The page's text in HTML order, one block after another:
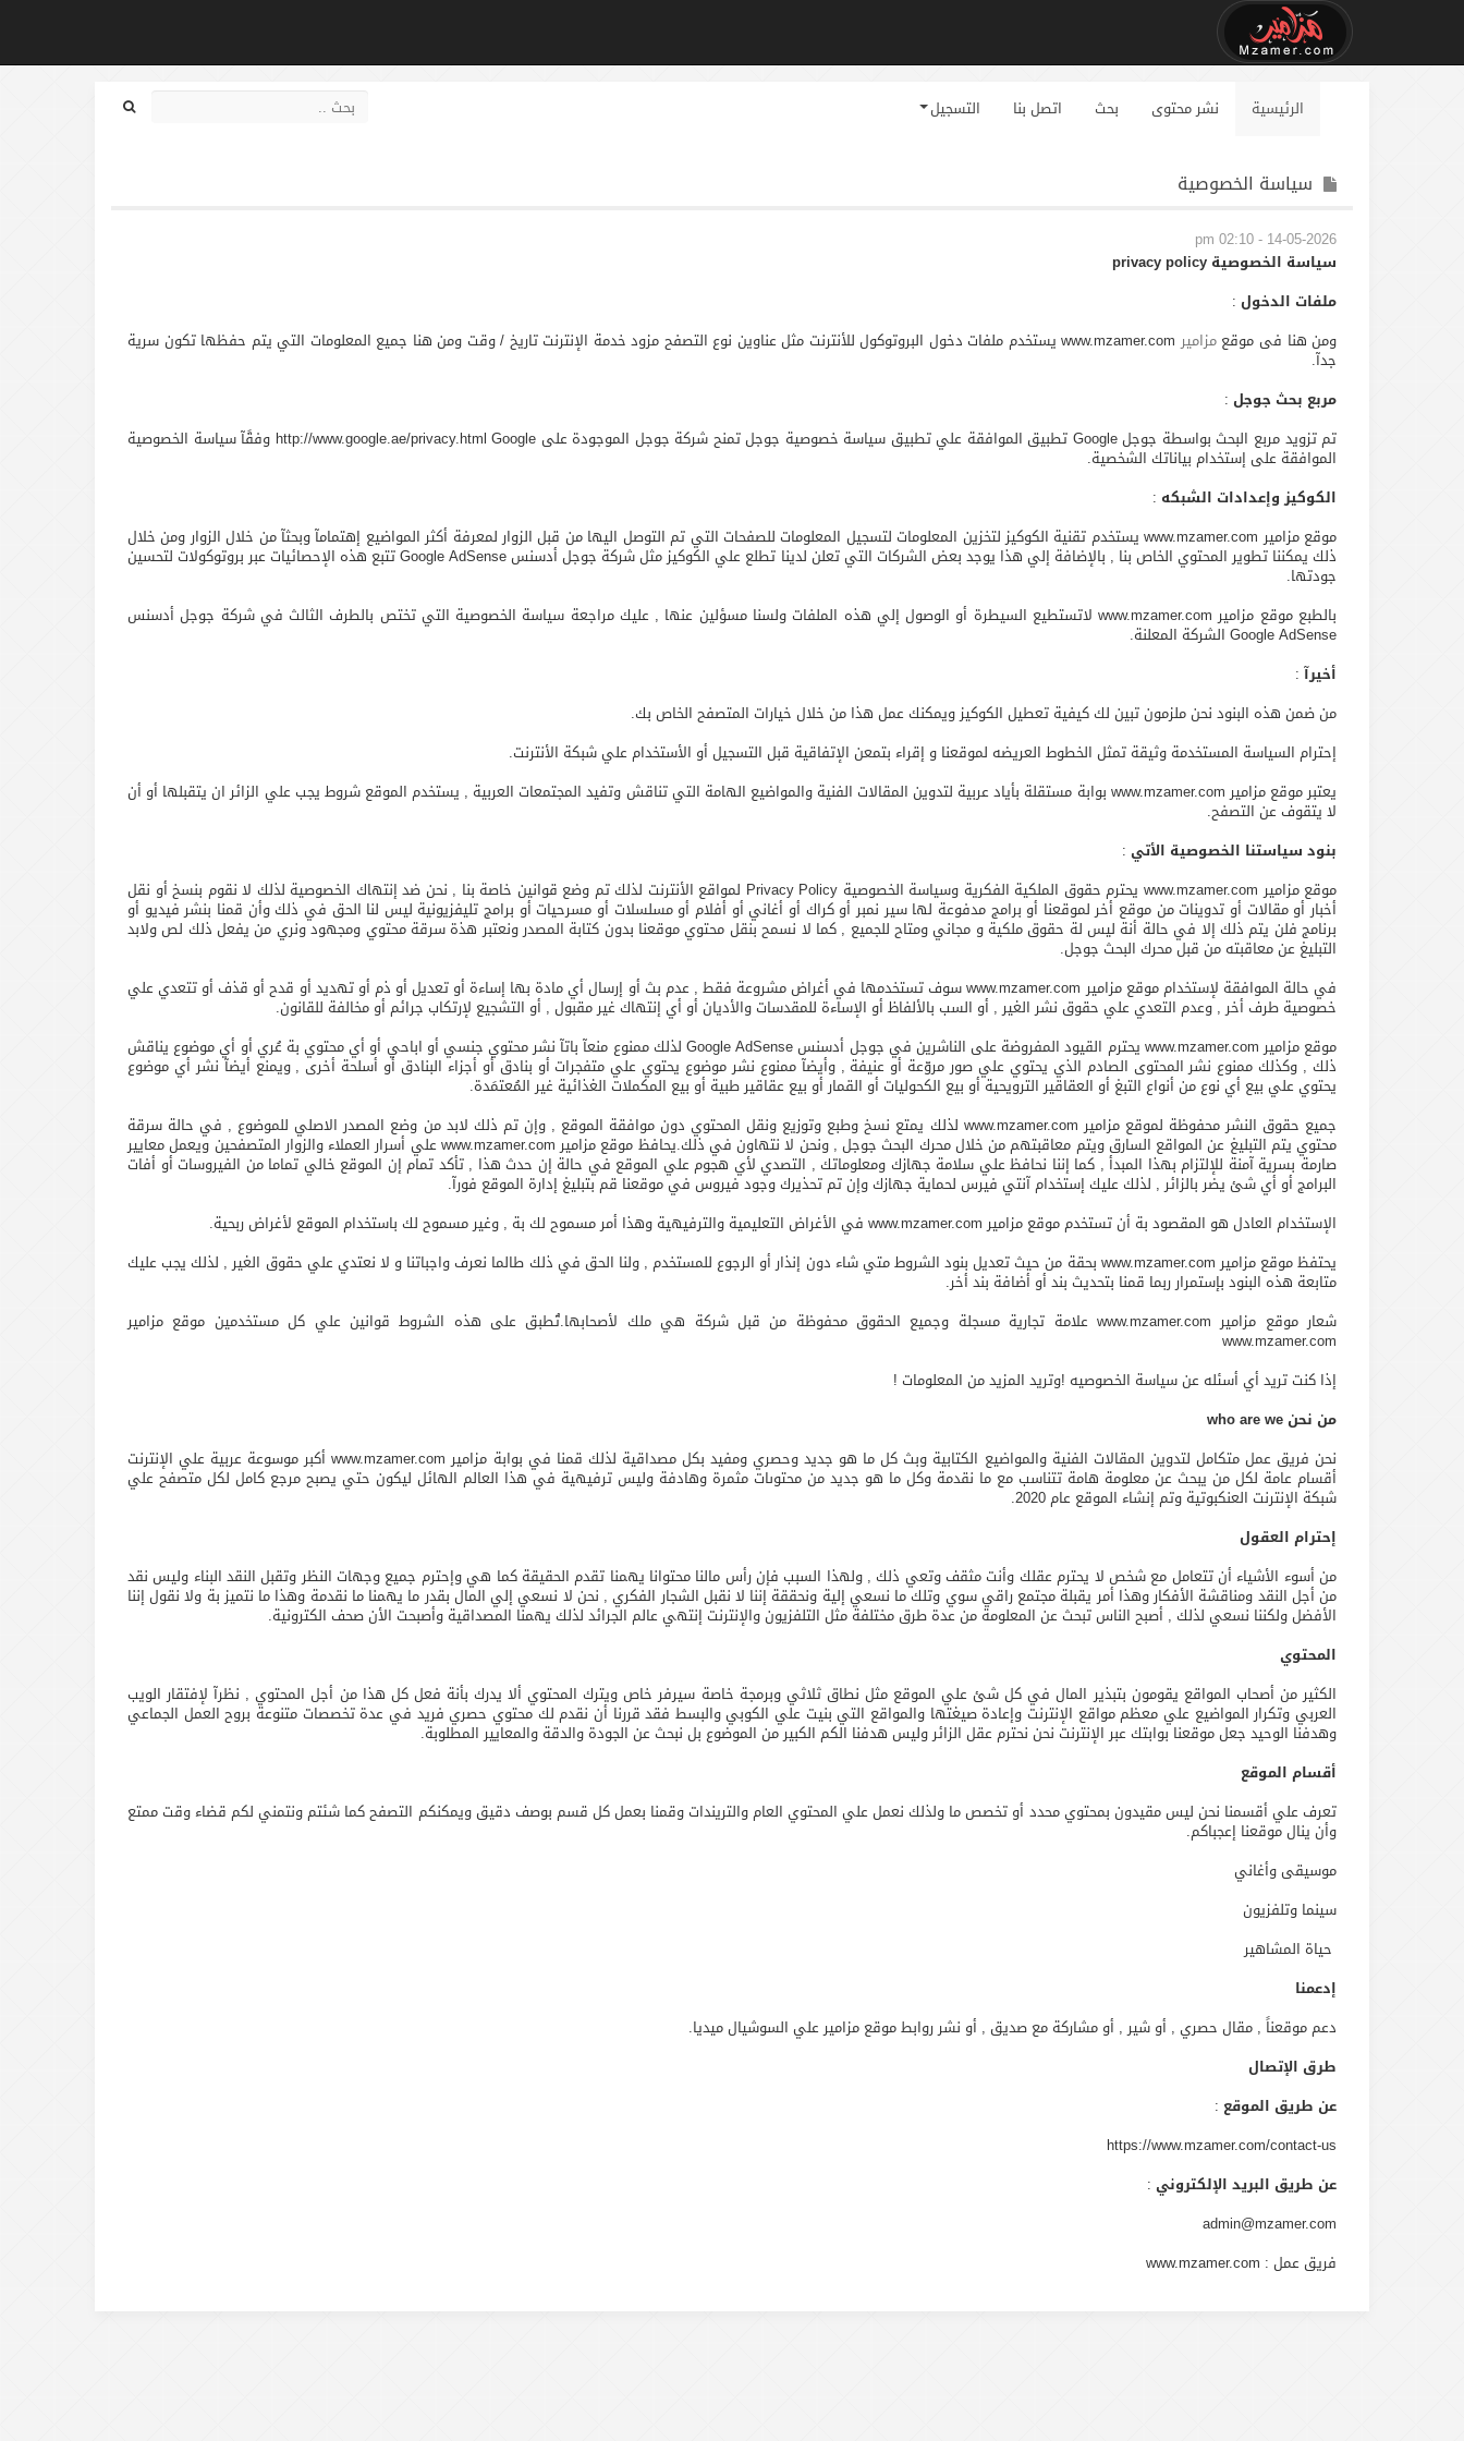
الرئيسية نشر محتوى بحث اتصل بنا التسجيل
سياسة الخصوصية
14-05-2026 - 02:10 pm
سياسة الخصوصية privacy policy
ملفات الدخول :
ومن هنا فى موقعمزامير www.mzamer.com يستخدم ملفات دخول البروتوكول للأنترنت مثل عناوين نوع التصفح مزود خدمة الإنترنت تاريخ / وقت ومن هنا جميع المعلومات التي يتم حفظها تكون سرية
جدآ.
مربع بحث جوجل :
تم تزويد مربع البحث بواسطة جوجل Google تطبيق الموافقة علي تطبيق سياسة خصوصية جوجل تمنح شركة جوجل الموجودة على http://www.google.ae/privacy.html Google وفقًآ سياسة الخصوصية
الموافقة على إستخدام بياناتك الشخصية.
الكوكيز وإعدادات الشبكه :
موقع مزامير www.mzamer.com يستخدم تقنية الكوكيز لتخزين المعلومات لتسجيل المعلومات للصفحات التي تم التوصل اليها من قبل الزوار لمعرفة أكثر المواضيع إهتمامآ وبحثآ من خلال الزوار ومن خلال
ذلك يمكننا تطوير المحتوي الخاص بنا , بالإضافة إلي هذا يوجد بعض الشركات التي تعلن لدينا تطلع علي الكوكيز مثل شركة جوجل أدسنس Google AdSense تتبع هذه الإحصائيات عبر بروتوكولات لتحسين
جودتها.
بالطبع موقع مزامير www.mzamer.com لاتستطيع السيطرة أو الوصول إلي هذه الملفات ولسنا مسؤلين عنها , عليك مراجعة سياسة الخصوصية التي تختص بالطرف الثالث في شركة جوجل أدسنس
Google AdSense الشركة المعلنة.
أخيرآ :
من ضمن هذه البنود نحن ملزمون تبين لك كيفية تعطيل الكوكيز ويمكنك عمل هذا من خلال خيارات المتصفح الخاص بك.
إحترام السياسة المستخدمة وثيقة تمثل الخطوط العريضه لموقعنا و إقراء بتمعن الإتفاقية قبل التسجيل أو الأستخدام علي شبكة الأنترنت.
يعتبر موقع مزامير www.mzamer.com بوابة مستقلة بأياد عربية لتدوين المقالات الفنية والمواضيع الهامة التي تناقش وتفيد المجتمعات العربية , يستخدم الموقع شروط يجب علي الزائر ان يتقبلها أو أن
لا يتقوف عن التصفح.
بنود سياستنا الخصوصية الأتي :
موقع مزامير www.mzamer.com يحترم حقوق الملكية الفكرية وسياسة الخصوصية Privacy Policy لمواقع الأنترنت لذلك تم وضع قوانين خاصة بنا , نحن ضد إنتهاك الخصوصية لذلك لا نقوم بنسخ أو نقل
أخبار أو مقالات أو تدوينات من موقع أخر لموقعنا أو برامج مدفوعة لها سير نمبر أو كراك أو أغاني أو أفلام أو مسلسلات أو مسرحيات أو برامج تليفزيونية ليس لنا الحق في ذلك وأن قمنا بنشر فيديو أو
برنامج فلن يتم ذلك إلا في حالة أنة ليس لة حقوق ملكية و مجاني ومتاح للجميع , كما لا نسمح بنقل محتوي موقعنا بدون كتابة المصدر ونعتبر هذة سرقة محتوي ومجهود ونري من يفعل ذلك لص ولابد
التبليغ عن معاقبته من قبل محرك البحث جوجل.
في حالة الموافقة لإستخدام موقع مزامير www.mzamer.com سوف تستخدمها في أغراض مشروعة فقط , عدم بث أو إرسال أي مادة بها إساءة أو تعديل أو ذم أو تهديد أو قدح أو قذف أو تتعدي علي
خصوصية طرف أخر , وعدم التعدي علي حقوق نشر الغير , أو السب بالألفاظ أو الإساءة للمقدسات والأديان أو أي إنتهاك غير مقبول , أو التشجيع لإرتكاب جرائم أو مخالفة للقانون.
موقع مزامير www.mzamer.com يحترم القيود المفروضة على الناشرين في جوجل أدسنس Google AdSense لذلك ممنوع منعآ باتآ نشر محتوي جنسي أو اباحي أو أي محتوي بة عُري أو أي موضوع يناقش
ذلك , وكذلك ممنوع نشر المحتوى الصادم الذي يحتوي علي صور مروّعة أو عنيفة , وأيضآ ممنوع نشر موضوع يحتوي علي متفجرات أو بنادق أو أجزاء البنادق أو أسلحة أخرى , ويمنع أيضآ نشر أي موضوع
يحتوي علي بيع أي نوع من أنواع التبغ أو العقاقير الترويحية أو بيع الكحوليات أو القمار أو بيع عقاقير طبية أو بيع المكملات الغذائية غير المُعتمَدة.
جميع حقوق النشر محفوظة لموقع مزامير www.mzamer.com لذلك يمتع نسخ وطبع وتوزيع ونقل المحتوي دون موافقة الموقع , وإن تم ذلك لابد من وضع المصدر الاصلي للموضوع , في حالة سرقة
محتوي يتم التبليغ عن المواقع السارق ويتم معاقبتهم من خلال محرك البحث جوجل , ونحن لا نتهاون في ذلك.يحافظ موقع مزامير www.mzamer.com علي أسرار العملاء والزوار المتصفحين ويعمل معايير
صارمة بسرية آمنة للإلتزام بهذا المبدأ , كما إننا نحافظ علي سلامة جهازك ومعلوماتك , التصدي لأي هجوم علي الموقع في حالة إن حدث هذا , تأكد تمام إن الموقع خالي تماما من الفيروسات أو أفات
البرامج أو أي شئ يضر بالزائر , لذلك عليك إستخدام آنتي فيرس لحماية جهازك وإن تم تحذيرك وجود فيروس في موقعنا قم بتبليغ إدارة الموقع فورآ.
الإستخدام العادل هو المقصود بة أن تستخدم موقع مزامير www.mzamer.com في الأغراض التعليمية والترفيهية وهذا أمر مسموح لك بة , وغير مسموح لك باستخدام الموقع لأغراض ربحية.
يحتفظ موقع مزامير www.mzamer.com بحقة من حيث تعديل بنود الشروط متي شاء دون إنذار أو الرجوع للمستخدم , ولنا الحق في ذلك طالما نعرف واجباتنا و لا نعتدي علي حقوق الغير , لذلك يجب عليك
متابعة هذه البنود بإستمرار ربما قمنا بتحديث بند أو أضافة بند أخر.
شعار موقع مزامير www.mzamer.com علامة تجارية مسجلة وجميع الحقوق محفوظة من قبل شركة هي ملك لأصحابها.تُطبق على هذه الشروط قوانين علي كل مستخدمين موقع مزامير
www.mzamer.com
إذا كنت تريد أي أسئله عن سياسة الخصوصيه !وتريد المزيد من المعلومات !
من نحن who are we
نحن فريق عمل متكامل لتدوين المقالات الفنية والمواضيع الكتابية وبث كل ما هو جديد وحصري ومفيد بكل مصداقية لذلك قمنا في بوابة مزامير www.mzamer.com أكبر موسوعة عربية علي الإنترنت
أقسام عامة لكل من يبحث عن معلومة هامة تتناسب مع ما نقدمة وكل ما هو جديد من محتوىات مثمرة وهادفة وليس ترفيهية في هذا العالم الهائل ليكون حتي يصبح مرجع كامل لكل متصفح علي
شبكة الإنترنت العنكبوتية وتم إنشاء الموقع عام 2020.
إحترام العقول
من أسوء الأشياء أن تتعامل مع شخص لا يحترم عقلك وأنت مثقف وتعي ذلك , ولهذا السبب فإن رأس مالنا محتوانا يهمنا تقدم الحقيقة كما هي وإحترم جميع وجهات النظر وتقبل النقد البناء وليس نقد
من أجل النقد ومناقشة الأفكار وهذا أمر يقبلة مجتمع راقي سوي وتلك ما نسعي إلية ونحققة إننا لا نقبل الشجار الفكري , نحن لا نسعي إلي المال بقدر ما يهمنا ما نقدمة وهذا ما نتميز بة ولا نقول إننا
الأفضل ولكننا نسعي لذلك , أصبح الناس تبحث عن المعلومة من عدة طرق مختلفة مثل التلفزيون والإنترنت إنتهي عالم الجرائد لذلك يهمنا المصداقية وأصبحت الأن صحف الكترونية.
المحتوي
الكثير من أصحاب المواقع يقومون بتبذير المال في كل شئ علي الموقع مثل نطاق ثلاثي وبرمجة خاصة سيرفر خاص ويترك المحتوي ألا يدرك بأنة فعل كل هذا من أجل المحتوي , نظرآ لإفتقار الويب
العربي وتكرار المواضيع علي معظم مواقع الإنترنت وإعادة صيغتها والمواقع التي بنيت علي الكوبي والبسط فقد قررنا أن نقدم لك محتوي حصري فريد في عدة تخصصات متنوعة بروح العمل الجماعي
وهدفنا الوحيد جعل موقعنا بوابتك عبر الإنترنت نحن نحترم عقل الزائر وليس هدفنا الكم الكبير من الموضوع بل نبحث عن الجودة والدقة والمعايير المطلوبة.
أقسام الموقع
تعرف علي أقسمنا نحن ليس مقيدون بمحتوي محدد أو تخصص ما ولذلك نعمل علي المحتوي العام والتريندات وقمنا بعمل كل قسم بوصف دقيق ويمكنكم التصفح كما شئتم ونتمني لكم قضاء وقت ممتع
وأن ينال موقعنا إعجباكم.
موسيقى وأغاني
سينما وتلفزيون
حياة المشاهير
إدعمنا
دعم موقعناً , مقال حصري , أو شير , أو مشاركة مع صديق , أو نشر روابط موقع مزامير علي السوشيال ميديا.
طرق الإتصال
عن طريق الموقع :
https://www.mzamer.com/contact-us
عن طريق البريد الإلكتروني :
admin@mzamer.com
فريق عمل : www.mzamer.com